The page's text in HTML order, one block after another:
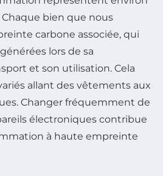
Chaque bien que nous
carbone associée, qui
lors de sa
et son utilisation. Cela
allant des vêtements aux
Changer fréquemment de
électroniques contribue
à haute empreinte